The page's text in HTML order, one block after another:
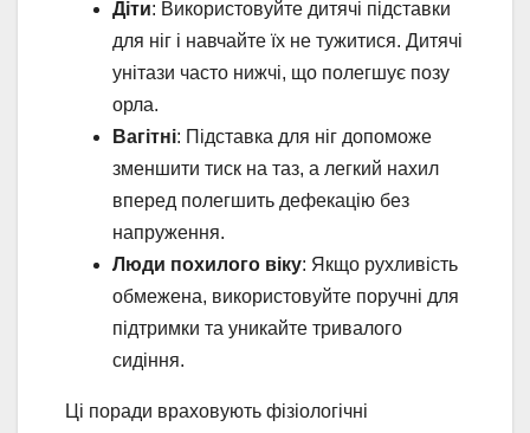
Діти: Використовуйте дитячі підставки
для ніг і навчайте їх не тужитися. Дитячі
унітази часто нижчі, що полегшує позу
орла.
Вагітні: Підставка для ніг допоможе
зменшити тиск на таз, а легкий нахил
вперед полегшить дефекацію без
напруження.
Люди похилого віку: Якщо рухливість
обмежена, використовуйте поручні для
підтримки та уникайте тривалого
сидіння.
Ці поради враховують фізіологічні